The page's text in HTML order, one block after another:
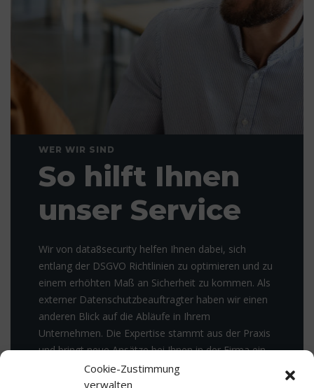
Cookie-Zustimmung
verwalten
WER WIR SIND
So hilft Ihnen
unser Service
Wir von data8security helfen Ihnen dabei, sich
entlang der DSGVO Richtlinien zu optimieren und zu
einem erhöhten Maß an Sicherheit zu kommen. Als
externer Datenschutzbeauftragter haben wir einen
anderen Blick auf die Abläufe in Ihrem
Unternehmen. Die Expertise stammt aus der Praxis
und bringt neue Ansätze bei Ihnen in der Firma ein.
Dadurch werden letzten Endes Flüchtigkeitsfehler z.
B. aufgrund von Betriebsblindheit verhindert. Diese